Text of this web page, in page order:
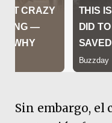
Sin embargo, el